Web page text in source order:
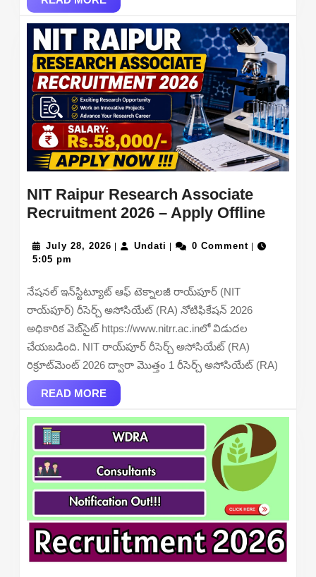
Key
PDF
Download
MORE
NIT Raipur Research Associate
Recruitment 2026 – Apply OfflineNIT
Offline
July 28, 2026 July
| Undati Undati
| 0 Comment |
5:05 pm
నేషనల్ ఇన్‌స్టిట్యూట్ ఆఫ్ టెక్నాలజీ రాయ్‌పూర్ (NIT
రాయ్‌పూర్) రీసెర్చ్ అసోసియేట్ (RA) నోటిఫికేషన్ 2026
అధికారిక వెబ్‌సైట్ https://www.nitrr.ac.inలో విడుదల
చేయబడింది. NIT రాయ్‌పూర్ రీసెర్చ్ అసోసియేట్ (RA)
రిక్రూట్‌మెంట్ 2026 ద్వారా మొత్తం 1 రీసెర్చ్ అసోసియేట్ (RA)
READ MOREREAD
MORE